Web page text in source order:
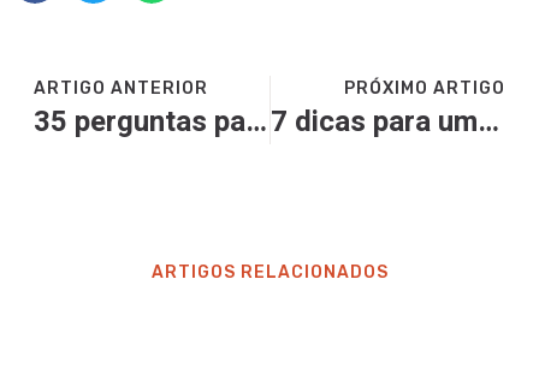
ARTIGO ANTERIOR
35 perguntas para estudo exegético
PRÓXIMO ARTIGO
7 dicas para uma pregação mais eficiente
ARTIGOS RELACIONADOS